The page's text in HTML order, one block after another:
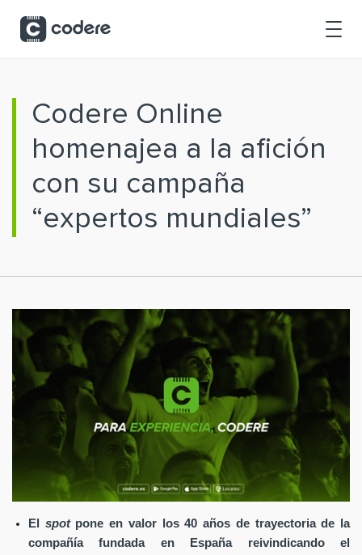
Codere Online
homenajea a la afición
con su campaña
“expertos mundiales”
El spot pone en valor los 40 años de trayectoria de la
compañía fundada en España reivindicando el